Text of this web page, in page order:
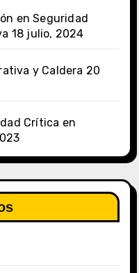
en Seguridad
18 julio, 2024
y Caldera 20
Crítica en